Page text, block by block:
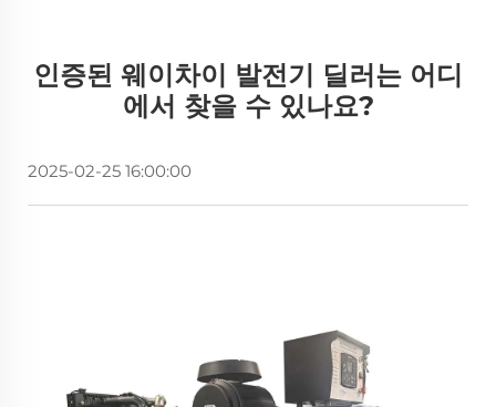
인증된 웨이차이 발전기 딜러는 어디
에서 찾을 수 있나요?
2025-02-25 16:00:00